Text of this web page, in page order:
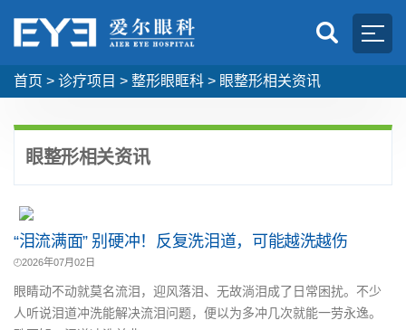
首页 > 诊疗项目 > 整形眼眶科 > 眼整形相关资讯
眼整形相关资讯
“泪流满面” 别硬冲！反复洗泪道，可能越洗越伤
2026年07月02日
眼睛动不动就莫名流泪，迎风落泪、无故淌泪成了日常困扰。不少
人听说泪道冲洗能解决流泪问题，便以为多冲几次就能一劳永逸。